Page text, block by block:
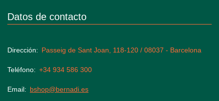
Datos de contacto
Dirección Passeig de Sant Joan, 118-120 / 08037 - Barcelona
Teléfono +34 934 586 300
Email bshop@bernadi.es